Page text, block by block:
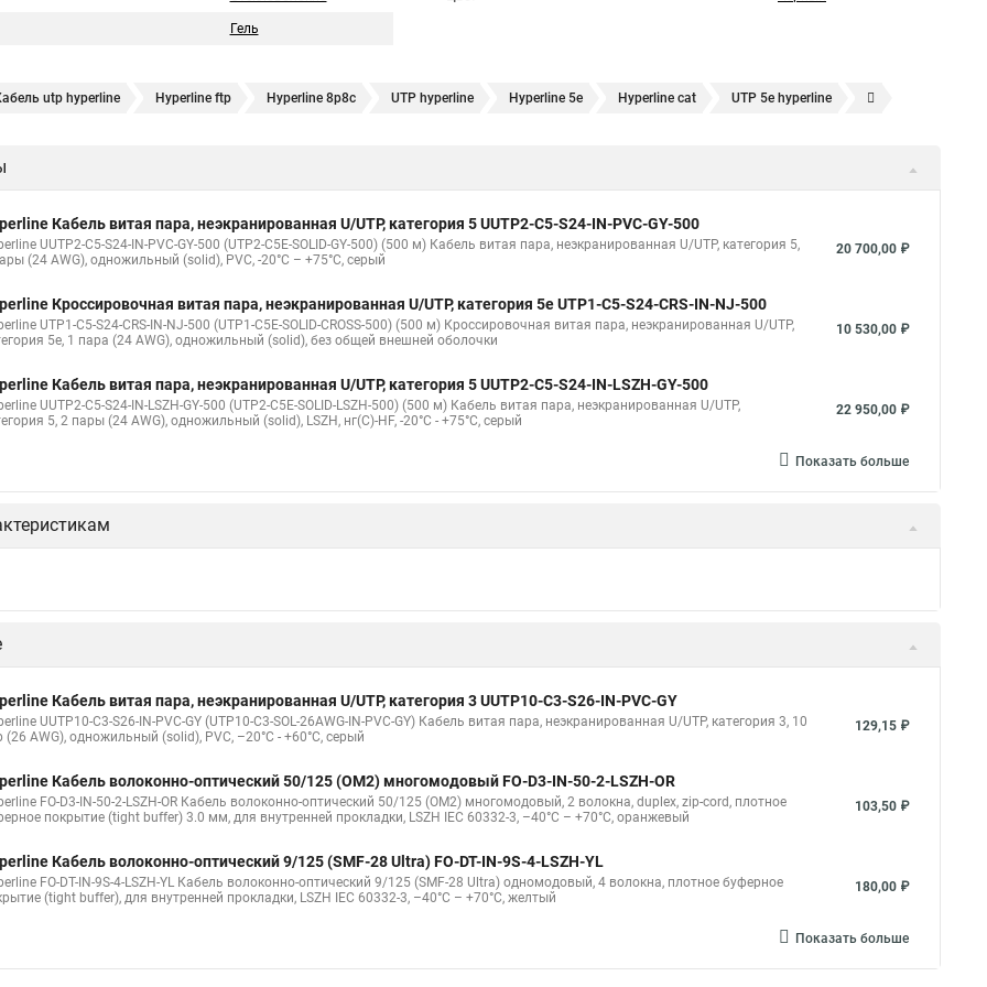
Гель
utp hyperline Hyperline ftp Hyperline 8p8c UTP hyperline Hyperline 5e Hyperline cat UTP 5e hyperline
lszh
от роутера к компьютеру Витой провод Кабель cat5e utp Hyperline outdoor Hyperline ftp 5e
Кабель витая пара, неэкранированная U/UTP, категория 5 UUTP2-C5-S24-IN-PVC-GY-500
UUTP2-C5-S24-IN-PVC-GY-500 (UTP2-C5E-SOLID-GY-500) (500 м) Кабель витая пара, неэкранированная U/UTP, категория 5,
(24 AWG), одножильный (solid), PVC, -20°C – +75°C, серый
20 700,00 ₽
Кроссировочная витая пара, неэкранированная U/UTP, категория 5e UTP1-C5-S24-CRS-IN-NJ-500
UTP1-C5-S24-CRS-IN-NJ-500 (UTP1-C5E-SOLID-CROSS-500) (500 м) Кроссировочная витая пара, неэкранированная U/UTP,
5e, 1 пара (24 AWG), одножильный (solid), без общей внешней оболочки
10 530,00 ₽
Кабель витая пара, неэкранированная U/UTP, категория 5 UUTP2-C5-S24-IN-LSZH-GY-500
UUTP2-C5-S24-IN-LSZH-GY-500 (UTP2-C5E-SOLID-LSZH-500) (500 м) Кабель витая пара, неэкранированная U/UTP,
5, 2 пары (24 AWG), одножильный (solid), LSZH, нг(С)-HF, -20°C - +75°C, серый
22 950,00 ₽
Показать больше
Кабель витая пара, неэкранированная U/UTP, категория 3 UUTP10-C3-S26-IN-PVC-GY
UUTP10-C3-S26-IN-PVC-GY (UTP10-C3-SOL-26AWG-IN-PVC-GY) Кабель витая пара, неэкранированная U/UTP, категория 3, 10
(26 AWG), одножильный (solid), PVC, –20°C - +60°C, серый
129,15 ₽
Кабель волоконно-оптический 50/125 (OM2) многомодовый FO-D3-IN-50-2-LSZH-OR
FO-D3-IN-50-2-LSZH-OR Кабель волоконно-оптический 50/125 (OM2) многомодовый, 2 волокна, duplex, zip-cord, плотное
покрытие (tight buffer) 3.0 мм, для внутренней прокладки, LSZH IEC 60332-3, –40°C – +70°C, оранжевый
103,50 ₽
Кабель волоконно-оптический 9/125 (SMF-28 Ultra) FO-DT-IN-9S-4-LSZH-YL
FO-DT-IN-9S-4-LSZH-YL Кабель волоконно-оптический 9/125 (SMF-28 Ultra) одномодовый, 4 волокна, плотное буферное
(tight buffer), для внутренней прокладки, LSZH IEC 60332-3, –40°C – +70°C, желтый
180,00 ₽
Показать больше